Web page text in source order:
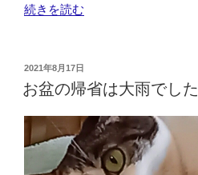
“３
ぶ
り
家
続きを読む
投
稿
日:
2021年8月17日
お盆の帰省は大雨でした